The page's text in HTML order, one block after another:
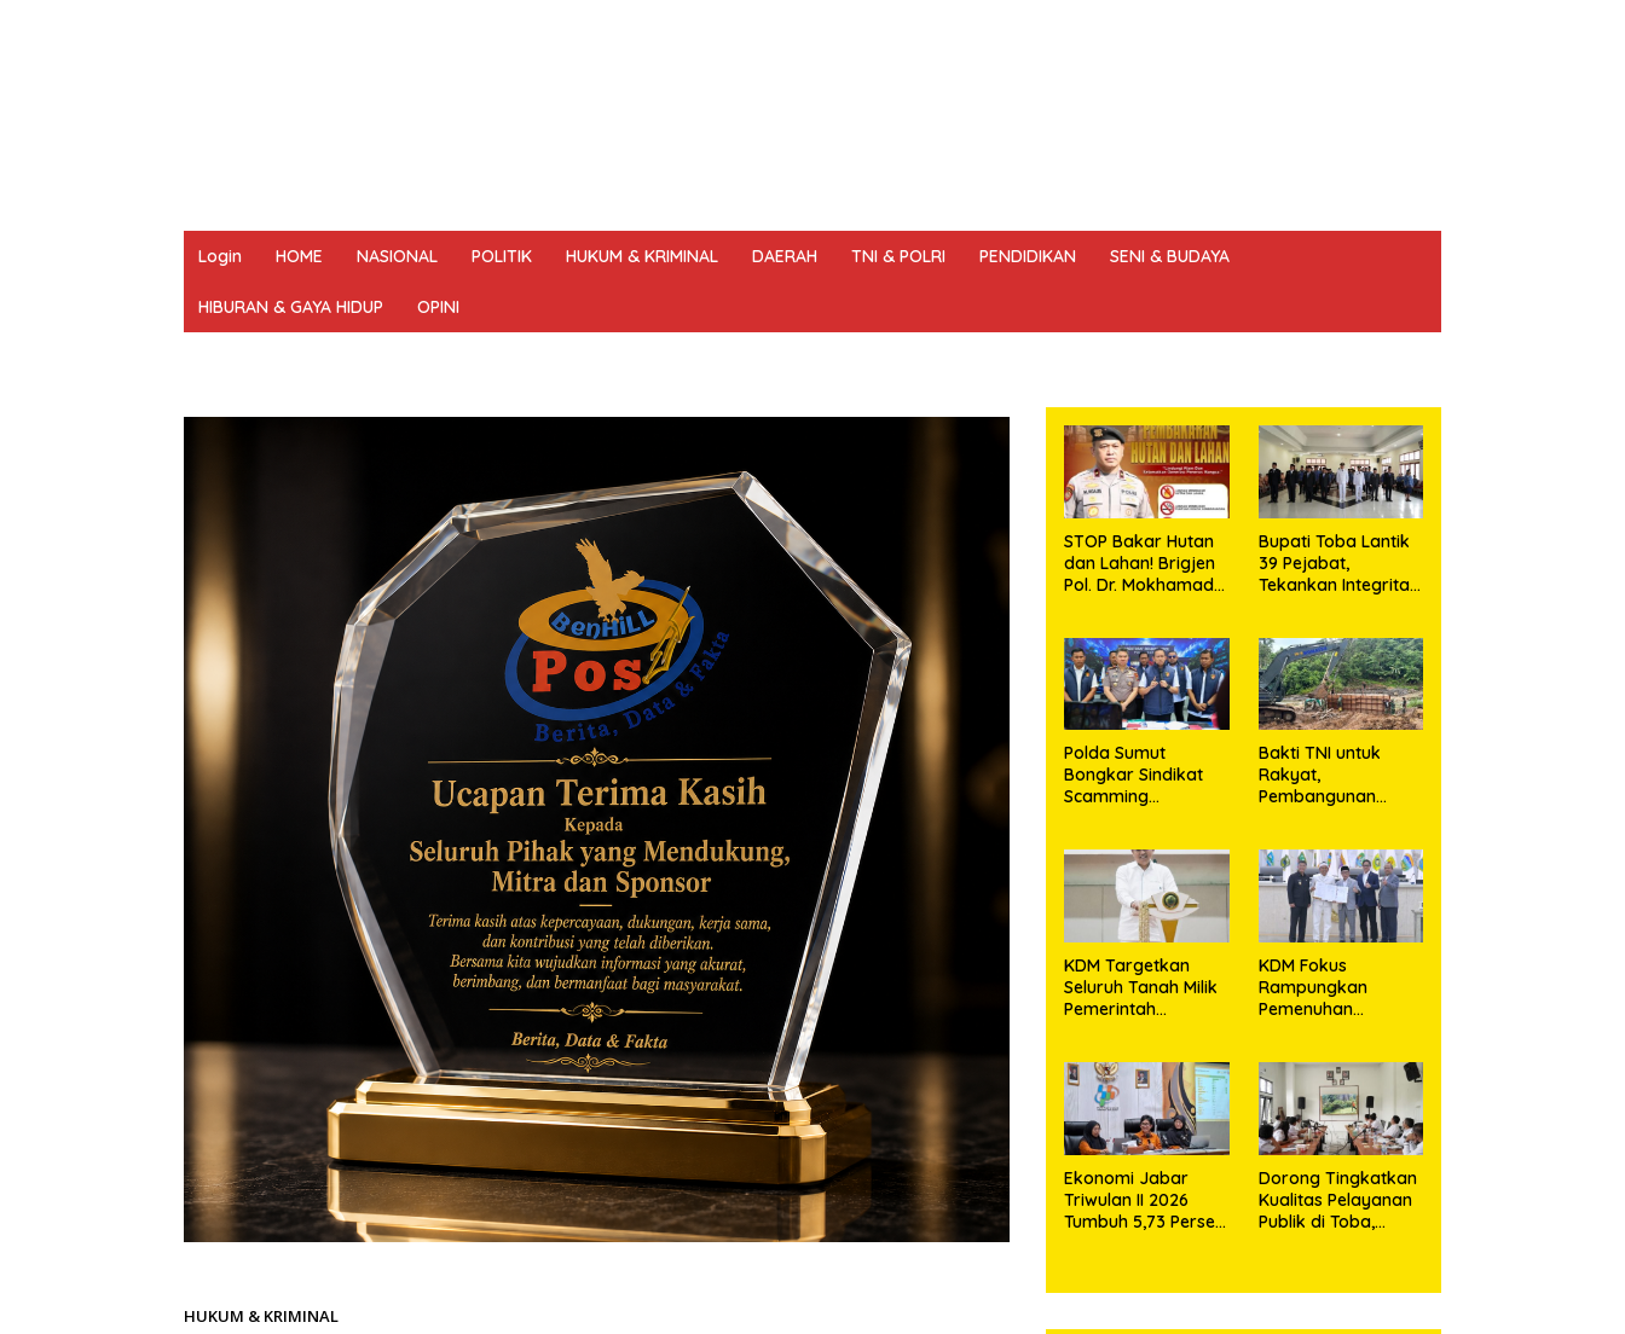
Login HOME NASIONAL POLITIK HUKUM & KRIMINAL DAERAH TNI & POLRI PENDIDIKAN SENI & BUDAYA
HIBURAN & GAYA HIDUP OPINI
HUKUM & KRIMINAL
STOP Bakar Hutan
dan Lahan! Brigjen
Pol. Dr. Mokhamad
Alam, Jangan
Pertaruhkan Masa
Depan!
Bupati Toba Lantik
39 Pejabat,
Tekankan Integritas
Polda Sumut
Bongkar Sindikat
Scamming
Korban Rugi Rp6,7
Miliar
Bakti TNI untuk
Rakyat,
Pembangunan
Masuki Tahap
Pengecoran
Abutmen
KDM Targetkan
Seluruh Tanah Milik
Pemerintah
ke Depan
KDM Fokus
Rampungkan
Pemenuhan
Wilayah pada 2027
Ekonomi Jabar
Triwulan II 2026
Tumbuh 5,73 Persen,
Dorong Tingkatkan
Kualitas Pelayanan
Publik di Toba,